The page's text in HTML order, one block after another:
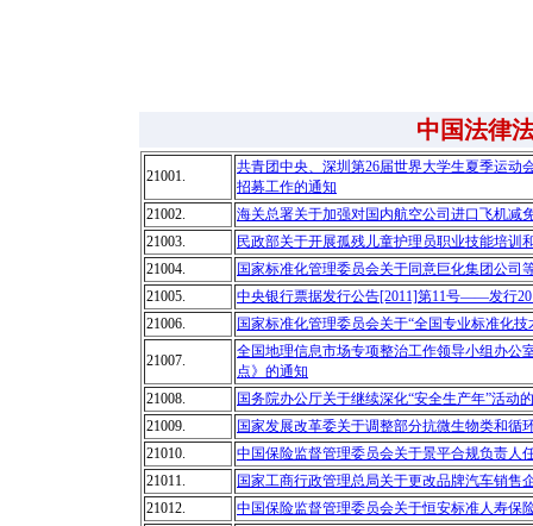
中国法律
21001.
共青团中央、深圳第26届世界大学生夏季运动
招募工作的通知
21002.
海关总署关于加强对国内航空公司进口飞机减
21003.
民政部关于开展孤残儿童护理员职业技能培训
21004.
国家标准化管理委员会关于同意巨化集团公司
21005.
中央银行票据发行公告[2011]第11号――发行
21006.
国家标准化管理委员会关于“全国专业标准化
21007.
全国地理信息市场专项整治工作领导小组办公
点》的通知
21008.
国务院办公厅关于继续深化“安全生产年”活动
21009.
国家发展改革委关于调整部分抗微生物类和循
21010.
中国保险监督管理委员会关于景平合规负责人
21011.
国家工商行政管理总局关于更改品牌汽车销售
21012.
中国保险监督管理委员会关于恒安标准人寿保